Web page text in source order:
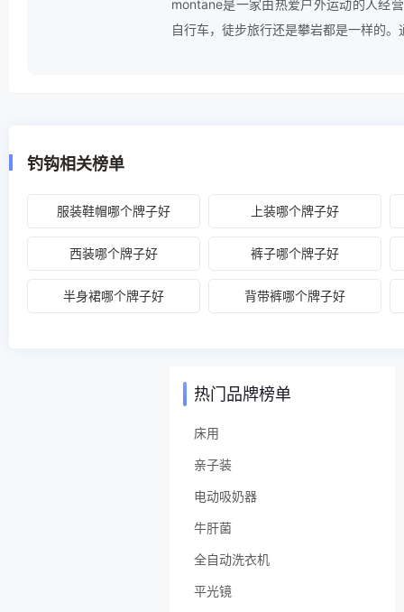
montane是一家由热爱户外运动的人经
自行车，徒步旅行还是攀岩都是一样的
钓钩相关榜单
服装鞋帽哪个牌子好 上装哪个牌子好
西装哪个牌子好 裤子哪个牌子好
半身裙哪个牌子好 背带裤哪个牌子好
热门品牌榜单
床用
亲子装
电动吸奶器
牛肝菌
全自动洗衣机
平光镜